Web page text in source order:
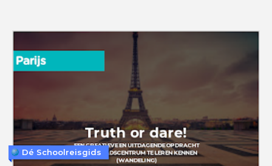
Dé Schoolreisgids